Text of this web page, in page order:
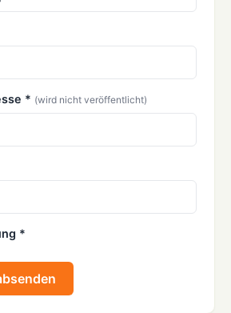
* (wird nicht veröffentlicht)
*